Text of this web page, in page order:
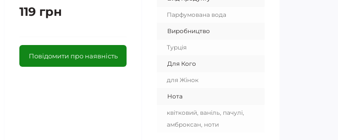
119 грн
Повідомити про наявність
Парфумована вода
Виробництво
Турція
Для Кого
для Жінок
Нота
квітковий, ваніль, пачулі,
амброксан, ноти